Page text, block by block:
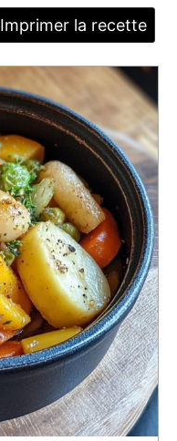
Imprimer la recette